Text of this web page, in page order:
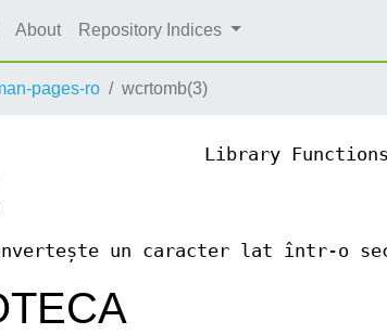
About Repository Indices
pages-ro wcrtomb(3)
Library
un caracter lat într-o